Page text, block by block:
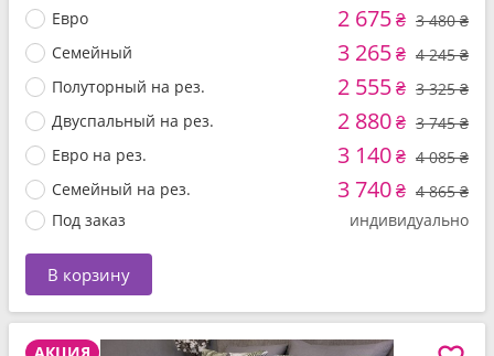
Евро
2 675₴ 3 480 ₴
Семейный
3 265₴ 4 245 ₴
Полуторный на рез.
2 555₴ 3 325 ₴
Двуспальный на рез.
2 880₴ 3 745 ₴
Евро на рез.
3 140₴ 4 085 ₴
Семейный на рез.
3 740₴ 4 865 ₴
Под заказ
индивидуально
В корзину